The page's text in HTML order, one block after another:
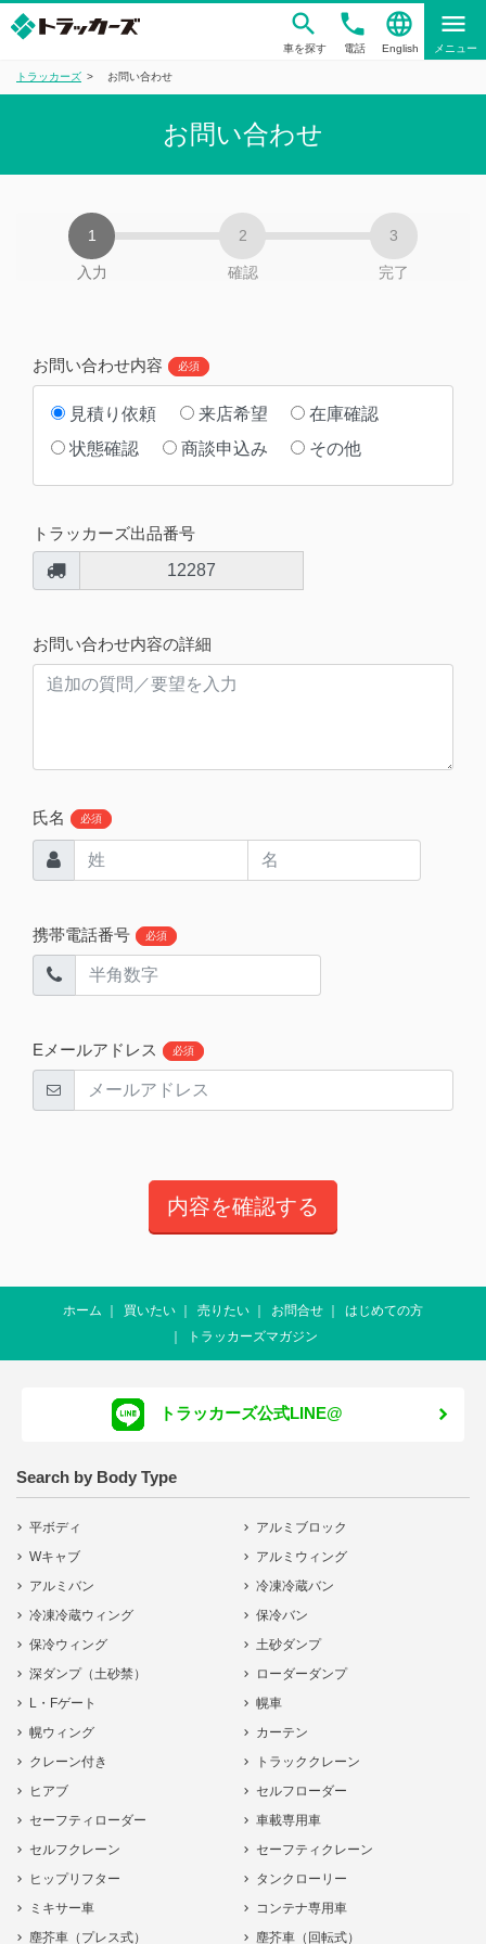
車を探す
phone
電話
language
English
menu
メニュー
トラッカーズ お問い合わせ
お問い合わせ
入力 確認 完了
お問い合わせ内容 必須
見積り依頼 来店希望
在庫確認
状態確認
商談申込み その他
トラッカーズ出品番号
12287
お問い合わせ内容の詳細
氏名 必須
携帯電話番号 必須
Eメールアドレス 必須
ホーム 買いたい 売りたい お問合せ
はじめての方
トラッカーズマガジン
トラッカーズ公式LINE@
Search by Body Type
平ボディ
アルミブロック
Wキャブ
アルミウィング
アルミバン
冷凍冷蔵バン
冷凍冷蔵ウィング
保冷バン
保冷ウィング
土砂ダンプ
深ダンプ（土砂禁）
ローダーダンプ
L・Fゲート
幌車
幌ウィング
カーテン
クレーン付き
トラッククレーン
ヒアブ
セルフローダー
セーフティローダー
車載専用車
セルフクレーン
セーフティクレーン
ヒップリフター
タンクローリー
ミキサー車
コンテナ専用車
塵芥車（プレス式）
塵芥車（回転式）